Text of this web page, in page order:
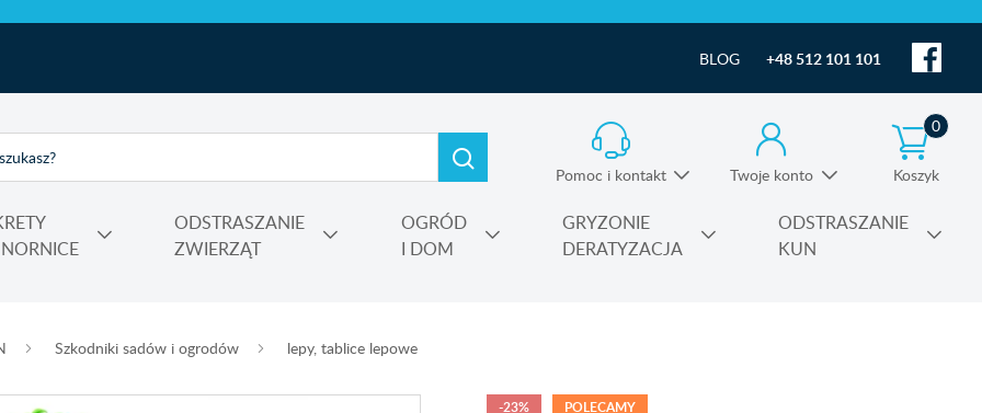
BLOG +48 512 101 101
Pomoc i kontakt Twoje konto Koszyk
0
ODSTRASZANIE
ZWIERZĄT
OGRÓD
I DOM
GRYZONIE
DERATYZACJA
ODSTRASZANIE
KUN
Szkodniki sadów i ogrodów lepy, tablice lepowe
-23% POLECAMY